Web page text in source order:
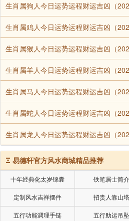
刘素青老菩萨自在往生现场
生肖属狗人今日运势运程财运吉凶（
生肖属鸡人今日运势运程财运吉凶（
生肖属猴人今日运势运程财运吉凶（
生肖属羊人今日运势运程财运吉凶（
生肖属马人今日运势运程财运吉凶（
生肖属蛇人今日运势运程财运吉凶（
生肖属龙人今日运势运程财运吉凶（
Ξ 易德轩官方风水商城精品推荐
十年经典化太岁锦囊 铁笔居士简介
定制风水吉祥摆件 招贵人靠山塔
五行功能调理手链 五行助运吊坠